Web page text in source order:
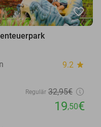
favorite_border
9.2 star
Regulär 32,95€
19,50€